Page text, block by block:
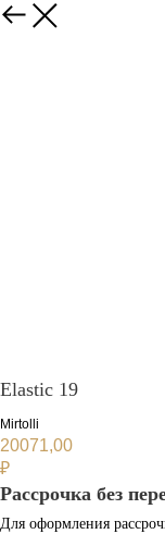
Elastic 19
Mirtolli
20071,00
₽
Рассрочка без
Для оформления